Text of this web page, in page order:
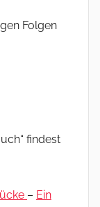
Folgen
findest
– Ein